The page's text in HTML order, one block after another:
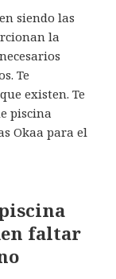
siendo las
la
Te
existen. Te
piscina
Okaa para el
faltar